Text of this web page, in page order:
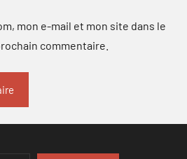
mon e-mail et mon site dans le
commentaire.